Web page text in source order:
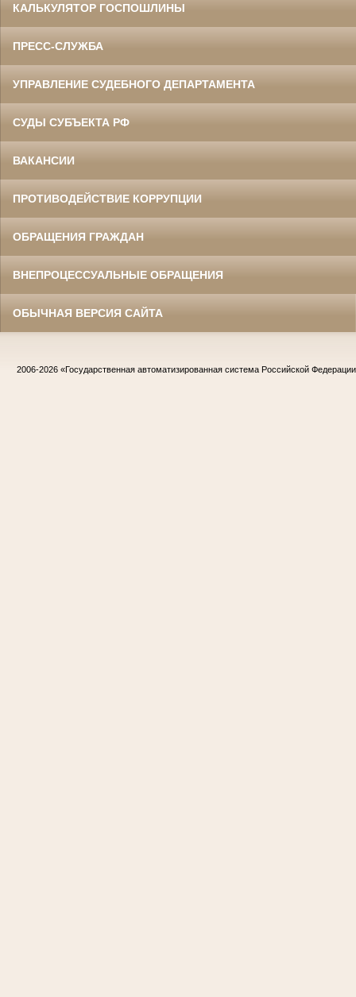
КАЛЬКУЛЯТОР ГОСПОШЛИНЫ
ПРЕСС-СЛУЖБА
УПРАВЛЕНИЕ СУДЕБНОГО ДЕПАРТАМЕНТА
СУДЫ СУБЪЕКТА РФ
ВАКАНСИИ
ПРОТИВОДЕЙСТВИЕ КОРРУПЦИИ
ОБРАЩЕНИЯ ГРАЖДАН
ВНЕПРОЦЕССУАЛЬНЫЕ ОБРАЩЕНИЯ
ОБЫЧНАЯ ВЕРСИЯ САЙТА
2006-2026 «Государственная автоматизированная система Российской